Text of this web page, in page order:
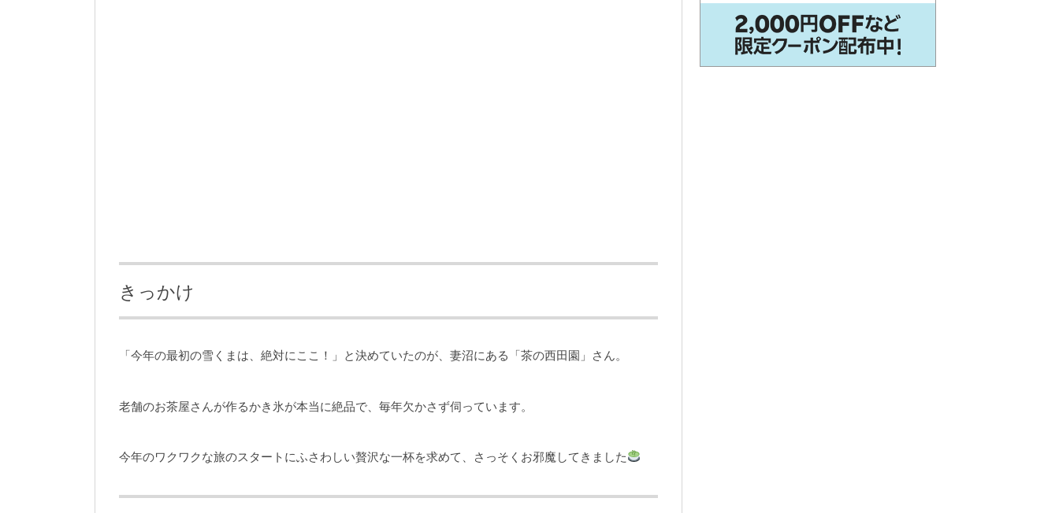
きっかけ
「今年の最初の雪くまは、絶対にここ！」と決めていたのが、妻沼にある「茶の西田園」さん。
老舗のお茶屋さんが作るかき氷が本当に絶品で、毎年欠かさず伺っています。
今年のワクワクな旅のスタートにふさわしい贅沢な一杯を求めて、さっそくお邪魔してきました